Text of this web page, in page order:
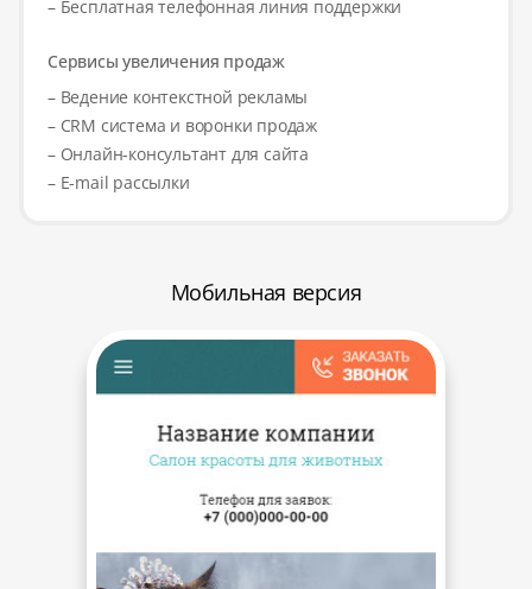
– Бесплатная телефонная линия поддержки
Сервисы увеличения продаж
– Ведение контекстной рекламы
– CRM система и воронки продаж
– Онлайн-консультант для сайта
– E-mail рассылки
Мобильная версия